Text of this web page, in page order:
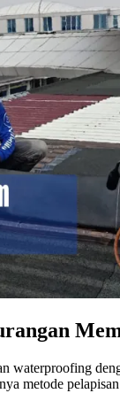
waterproofing
metode